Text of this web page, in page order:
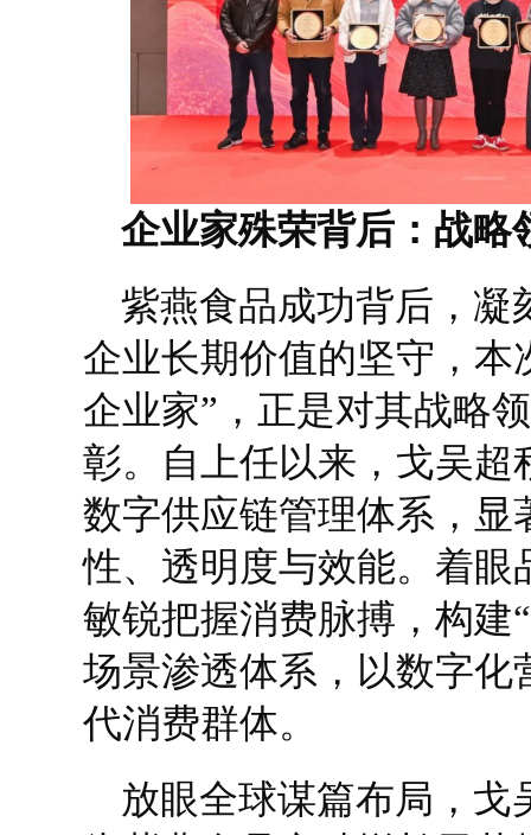
企业家殊荣背后：战略
紫燕食品成功背后，凝
企业长期价值的坚守，本
企业家”，正是对其战略
彰。自上任以来，戈吴超
数字供应链管理体系，显
性、透明度与效能。着眼
敏锐把握消费脉搏，构建
场景渗透体系，以数字化
代消费群体。
放眼全球谋篇布局，戈